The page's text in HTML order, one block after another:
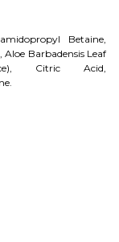
Betaine,
Aloe Barbadensis Leaf
Citric Acid,